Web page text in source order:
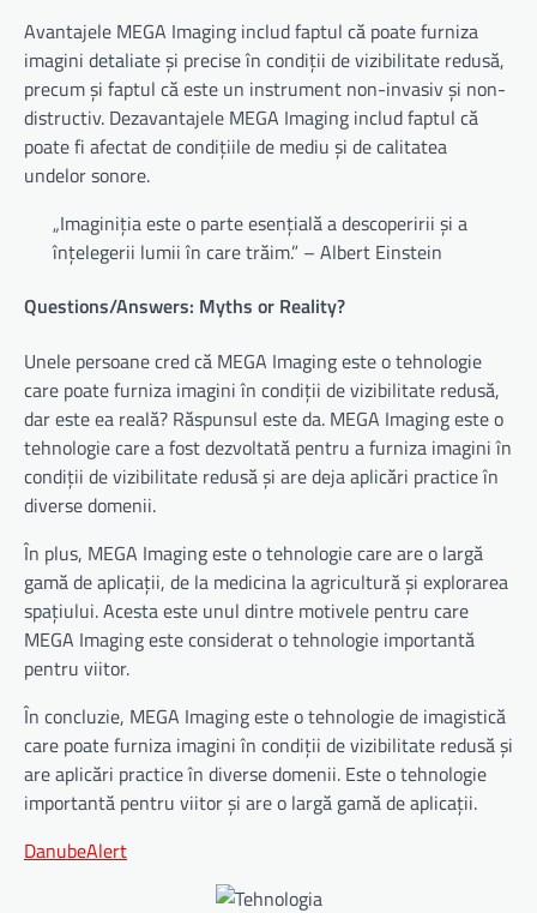
Avantajele MEGA Imaging includ faptul că poate furniza
imagini detaliate și precise în condiții de vizibilitate redusă,
precum și faptul că este un instrument non-invasiv și non-
distructiv. Dezavantajele MEGA Imaging includ faptul că
poate fi afectat de condițiile de mediu și de calitatea
undelor sonore.
„Imaginiția este o parte esențială a descoperirii și a
înțelegerii lumii în care trăim.” – Albert Einstein
Questions/Answers: Myths or Reality?
Unele persoane cred că MEGA Imaging este o tehnologie
care poate furniza imagini în condiții de vizibilitate redusă,
dar este ea reală? Răspunsul este da. MEGA Imaging este o
tehnologie care a fost dezvoltată pentru a furniza imagini în
condiții de vizibilitate redusă și are deja aplicări practice în
diverse domenii.
În plus, MEGA Imaging este o tehnologie care are o largă
gamă de aplicații, de la medicina la agricultură și explorarea
spațiului. Acesta este unul dintre motivele pentru care
MEGA Imaging este considerat o tehnologie importantă
pentru viitor.
În concluzie, MEGA Imaging este o tehnologie de imagistică
care poate furniza imagini în condiții de vizibilitate redusă și
are aplicări practice în diverse domenii. Este o tehnologie
importantă pentru viitor și are o largă gamă de aplicații.
DanubeAlert